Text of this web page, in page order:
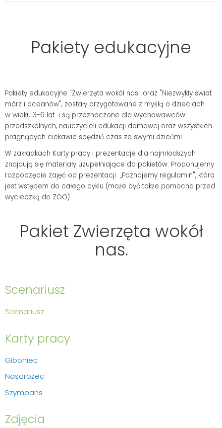
Pakiety edukacyjne
Pakiety edukacyjne "Zwierzęta wokół nas" oraz "Niezwykły świat
mórz i oceanów", zostały przygotowane z myślą o dzieciach
w wieku 3-6 lat i są przeznaczone dla wychowawców
przedszkolnych, nauczycieli edukacji domowej oraz wszystkich
pragnących ciekawie spędzić czas ze swymi dziećmi.
W zakładkach Karty pracy i prezentacje dla najmłodszych
znajdują się materiały uzupełniające do pakietów. Proponujemy
rozpoczęcie zajęć od prezentacji „Poznajemy regulamin", która
jest wstępem do całego cyklu (może być także pomocna przed
wycieczką do ZOO).
Pakiet Zwierzęta wokół
nas.
Scenariusz
Scenariusz
Karty pracy
Giboniec
Nosorożec
Szympans
Zdjęcia